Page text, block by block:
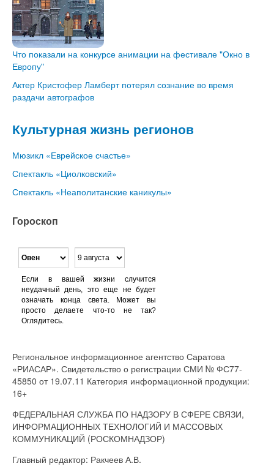
Что показали на конкурсе анимации на фестивале "Окно в
Европу"
Актер Кристофер Ламберт потерял сознание во время
раздачи автографов
Культурная жизнь регионов
Мюзикл «Еврейское счастье»
Спектакль «Циолковский»
Спектакль «Неаполитанские каникулы»
Гороскоп
Если в вашей жизни случится
неудачный день, это еще не будет
означать конца света. Может вы
просто делаете что-то не так?
Оглядитесь.
Региональное информационное агентство Саратова
«РИАСАР». Свидетельство о регистрации СМИ № ФС77-
45850 от 19.07.11 Категория информационной продукции:
16+
ФЕДЕРАЛЬНАЯ СЛУЖБА ПО НАДЗОРУ В СФЕРЕ СВЯЗИ,
ИНФОРМАЦИОННЫХ ТЕХНОЛОГИЙ И МАССОВЫХ
КОММУНИКАЦИЙ (РОСКОМНАДЗОР)
Главный редактор: Ракчеев А.В.